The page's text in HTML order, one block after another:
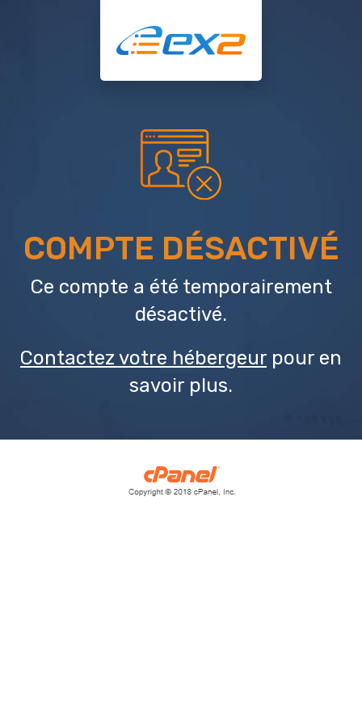
COMPTE DÉSACTIVÉ
Ce compte a été temporairement
désactivé.
Contactez votre hébergeur pour en
savoir plus.